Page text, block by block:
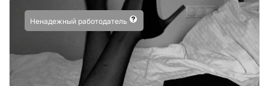
Ненадежный работодатель